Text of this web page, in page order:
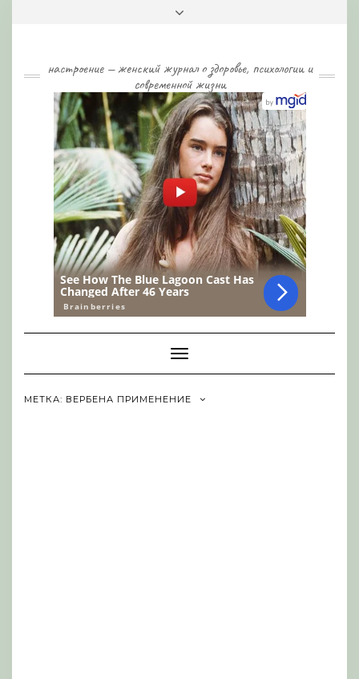
настроение — женский журнал о здоровье, психологии и
современной жизни
Toggle
Navigation
МЕТКА: ВЕРБЕНА ПРИМЕНЕНИЕ